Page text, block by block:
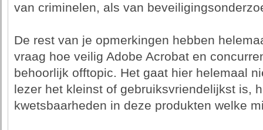
van criminelen, als van
De rest van je opmerkingen hebben
vraag hoe veilig Adobe Acrobat en
behoorlijk offtopic. Het gaat hier helemaal
lezer het kleinst of gebruiksvriendelijkst is,
kwetsbaarheden in deze produkten welke